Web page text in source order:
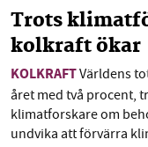
Trots
kolkraft ökar
KOLKRAFTVärldens
året med två procent,
klimatforskare om
undvika att förvärra